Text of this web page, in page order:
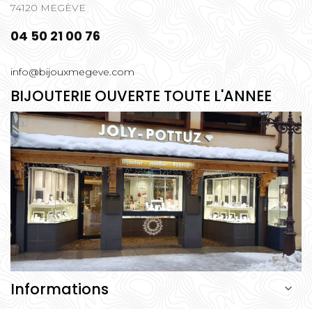
74120 MEGÈVE
04 50 21 00 76
info@bijouxmegeve.com
BIJOUTERIE OUVERTE TOUTE L'ANNEE
Informations 